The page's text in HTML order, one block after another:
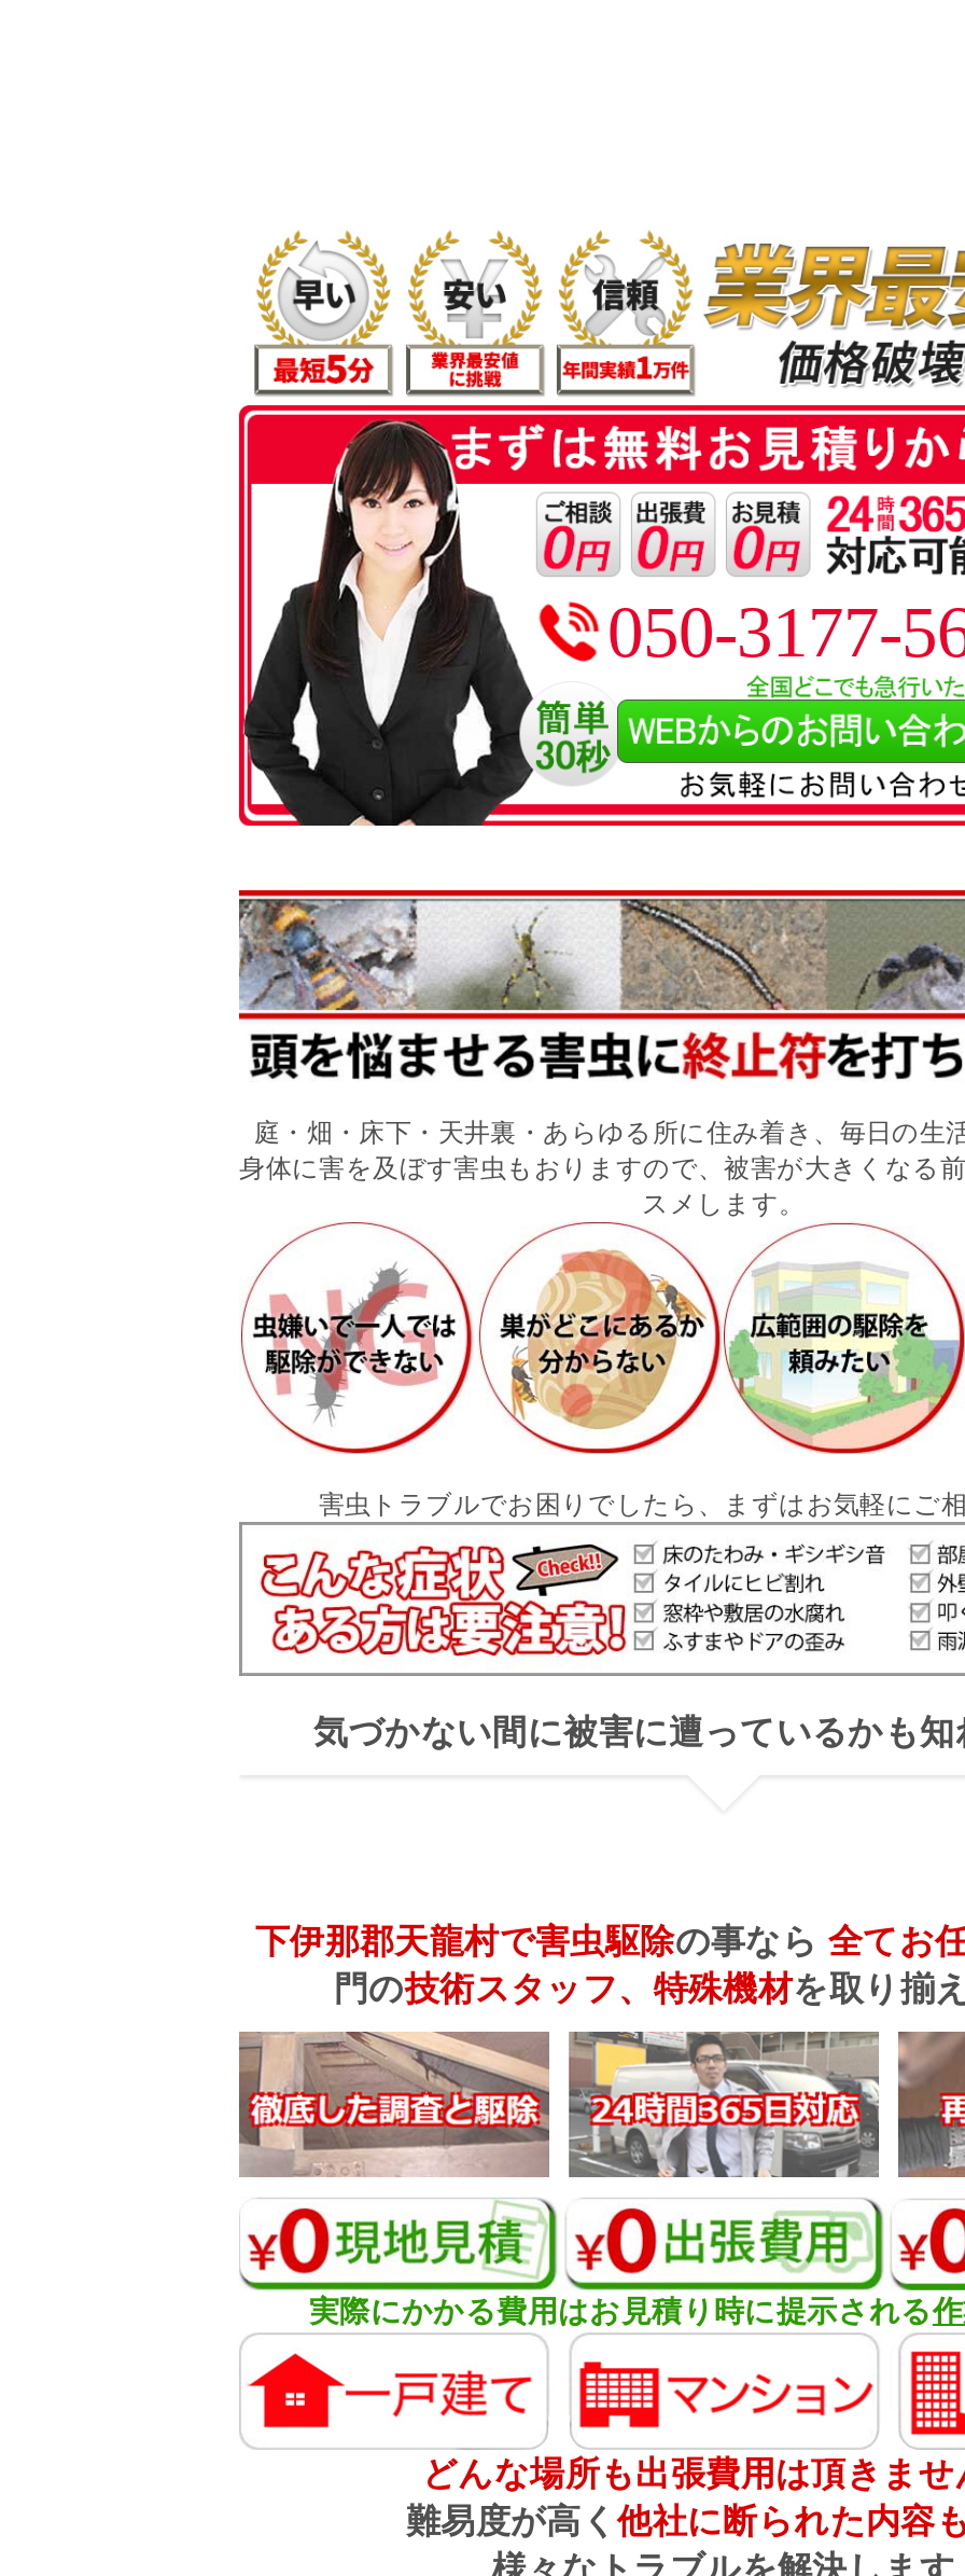
050-3177-
庭・畑・床下・天井裏・あらゆる所に住み着き、毎日の生
身体に害を及ぼす害虫もおりますので、被害が大きくなる
スメします。
害虫トラブルでお困りでしたら、まずはお気軽にご
気づかない間に被害に遭っているかも
下伊那郡天龍村で害虫駆除の事なら 全てお
門の技術スタッフ、特殊機材を取り揃
実際にかかる費用はお見積り時に提示される
どんな場所も出張費用は頂きませ
難易度が高く他社に断られた内容